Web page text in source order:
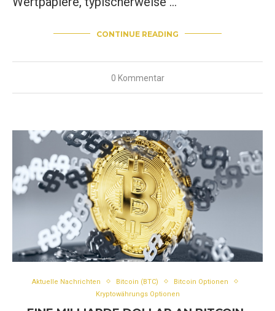
CONTINUE READING
0 Kommentar
Aktuelle Nachrichten Bitcoin (BTC)
Bitcoin Optionen
Kryptowährungs Optionen